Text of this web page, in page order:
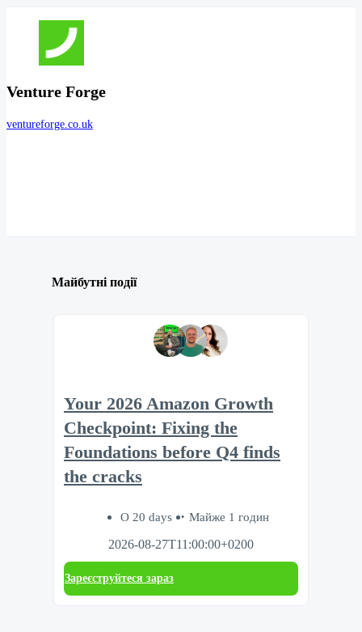
Venture Forge
ventureforge.co.uk
Майбутні події
Your 2026 Amazon Growth
Checkpoint: Fixing the
Foundations before Q4 finds
the cracks
О 20 days
Майже 1 годин
2026-08-27T11:00:00+0200
Зареєструйтеся зараз